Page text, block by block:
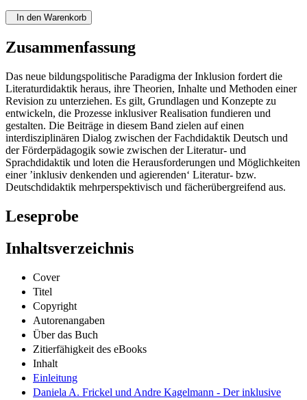
In den Warenkorb
Zusammenfassung
Das neue bildungspolitische Paradigma der Inklusion fordert die
Literaturdidaktik heraus, ihre Theorien, Inhalte und Methoden einer
Revision zu unterziehen. Es gilt, Grundlagen und Konzepte zu
entwickeln, die Prozesse inklusiver Realisation fundieren und
gestalten. Die Beiträge in diesem Band zielen auf einen
interdisziplinären Dialog zwischen der Fachdidaktik Deutsch und
der Förderpädagogik sowie zwischen der Literatur- und
Sprachdidaktik und loten die Herausforderungen und Möglichkeiten
einer ’inklusiv denkenden und agierenden‘ Literatur- bzw.
Deutschdidaktik mehrperspektivisch und fächerübergreifend aus.
Leseprobe
Inhaltsverzeichnis
Cover
Titel
Copyright
Autorenangaben
Über das Buch
Zitierfähigkeit des eBooks
Inhalt
Einleitung
Daniela A. Frickel und Andre Kagelmann - Der inklusive